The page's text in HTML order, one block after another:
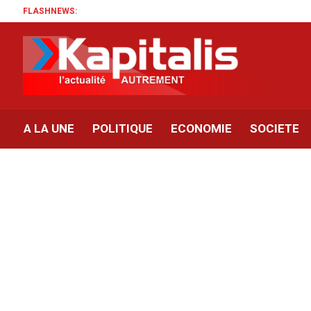
FLASHNEWS:
A LA UNE POLITIQUE ECONOMIE SOCIETE